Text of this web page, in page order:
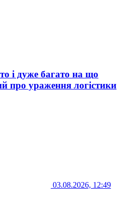
і дуже багато на що
про ураження логістики
03.08.2026, 12:49